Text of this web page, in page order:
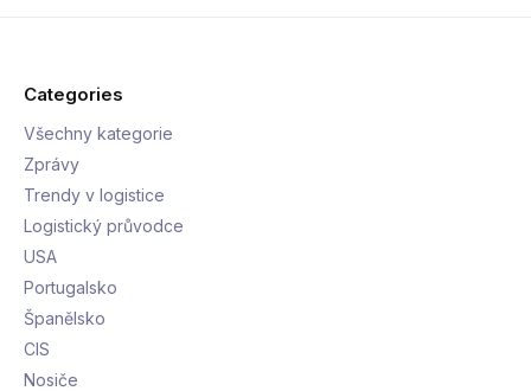
Categories
Všechny kategorie
Zprávy
Trendy v logistice
Logistický průvodce
USA
Portugalsko
Španělsko
CIS
Nosiče